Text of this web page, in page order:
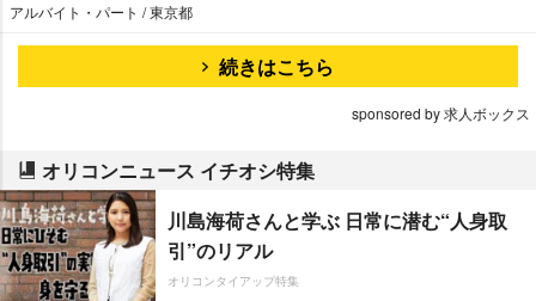
アルバイト・パート / 東京都
続きはこちら
sponsored by 求人ボックス
オリコンニュース イチオシ特集
川島海荷さんと学ぶ 日常に潜む“人身取
引”のリアル
オリコンタイアップ特集